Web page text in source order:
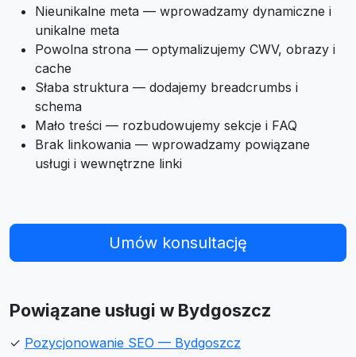
Nieunikalne meta — wprowadzamy dynamiczne i
unikalne meta
Powolna strona — optymalizujemy CWV, obrazy i
cache
Słaba struktura — dodajemy breadcrumbs i
schema
Mało treści — rozbudowujemy sekcje i FAQ
Brak linkowania — wprowadzamy powiązane
usługi i wewnętrzne linki
Umów konsultację
Powiązane usługi w Bydgoszcz
✓ Pozycjonowanie SEO — Bydgoszcz